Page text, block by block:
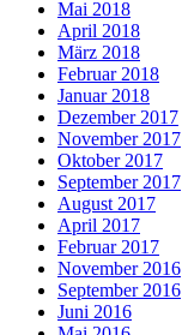
Mai 2018
April 2018
März 2018
Februar 2018
Januar 2018
Dezember 2017
November 2017
Oktober 2017
September 2017
August 2017
April 2017
Februar 2017
November 2016
September 2016
Juni 2016